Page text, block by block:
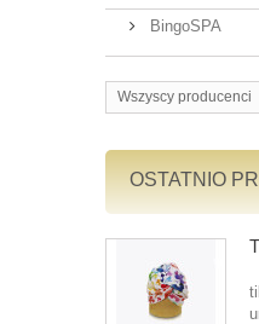
BingoSPA
Wszyscy producenci
OSTATNIO